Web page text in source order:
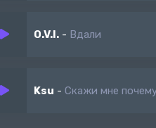
O.V.I. - Вдали
Ksu - Скажи мне почему ты